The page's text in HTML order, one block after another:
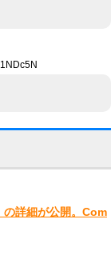
詳細が公開。Com